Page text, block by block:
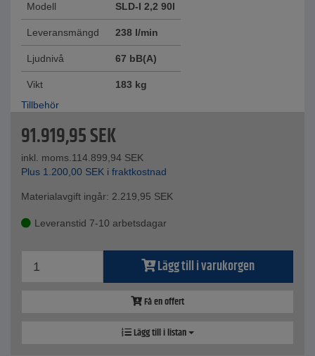
Modell SLD-I 2,2 90l
Leveransmängd 238 l/min
Ljudnivå 67 bB(A)
Vikt
183 kg
Tillbehör
91.919,95SEK
inkl. moms.114.899,94 SEK
Plus 1.200,00 SEK i fraktkostnad
Materialavgift ingår: 2.219,95 SEK
Leveranstid 7-10 arbetsdagar
Lägg till i varukorgen
Få en offert
Lägg till i listan